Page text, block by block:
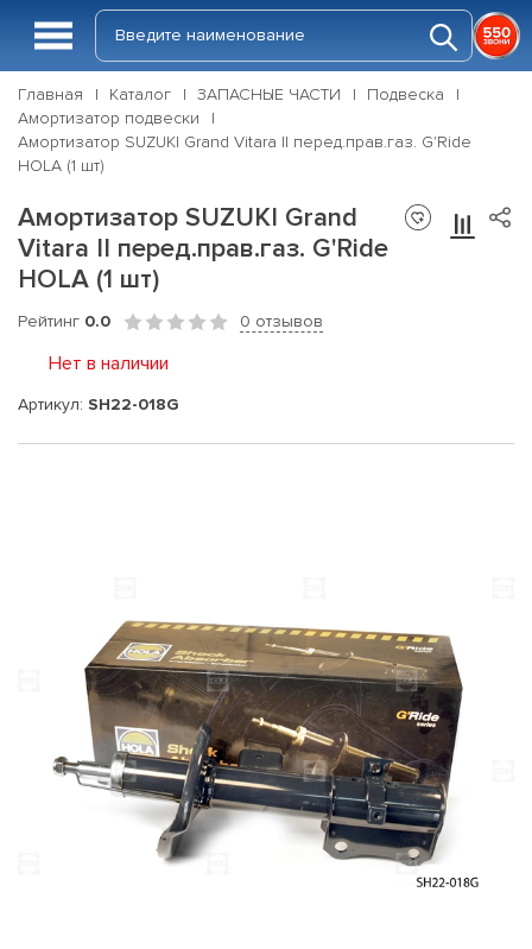
Главная Каталог ЗАПАСНЫЕ ЧАСТИ
Подвеска
Амортизатор подвески
Амортизатор SUZUKI Grand Vitara II перед.прав.газ. G'Ride
HOLA (1 шт)
Амортизатор SUZUKI Grand
Vitara II перед.прав.газ. G'Ride
HOLA (1 шт)
Рейтинг 0.0 0 отзывов
Нет в наличии
Артикул: SH22-018G